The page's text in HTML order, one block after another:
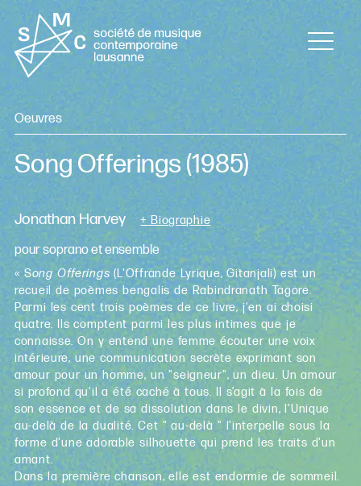
Oeuvres
Song Offerings(1985)
Jonathan Harvey + Biographie
pour soprano et ensemble
« Song Offerings (L'Offrande Lyrique, Gitanjali) est un
recueil de poèmes bengalis de Rabindranath Tagore.
Parmi les cent trois poèmes de ce livre, j'en ai choisi
quatre. Ils comptent parmi les plus intimes que je
connaisse. On y entend une femme écouter une voix
intérieure, une communication secrète exprimant son
amour pour un homme, un "seigneur", un dieu. Un amour
si profond qu'il a été caché à tous. Il s’agit à la fois de
son essence et de sa dissolution dans le divin, l'Unique
au-delà de la dualité. Cet " au-delà " l'interpelle sous la
forme d'une adorable silhouette qui prend les traits d'un
amant.
Dans la première chanson, elle est endormie de sommeil.